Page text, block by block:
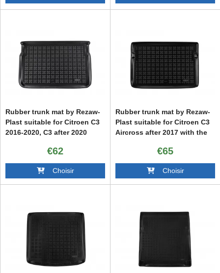
Rubber trunk mat by Rezaw-
Plast suitable for Citroen C3
2016-2020, C3 after 2020
€62
Choisir
Rubber trunk mat by Rezaw-
Plast suitable for Citroen C3
Aircross after 2017 with the
€65
Choisir